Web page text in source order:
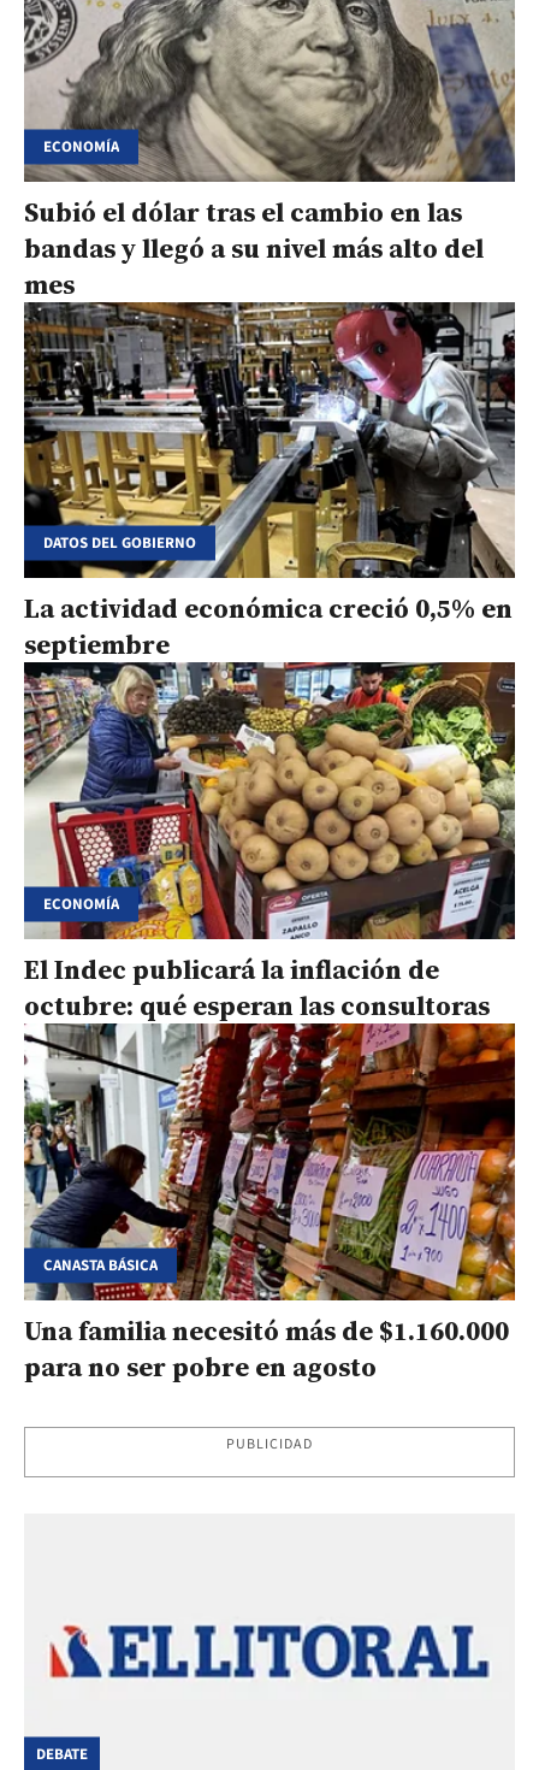
ECONOMÍA
Subió el dólar tras el cambio en las
bandas y llegó a su nivel más alto del
mes
DATOS DEL GOBIERNO
La actividad económica creció 0,5% en
septiembre
ECONOMÍA
El Indec publicará la inflación de
octubre: qué esperan las consultoras
CANASTA BÁSICA
Una familia necesitó más de $1.160.000
para no ser pobre en agosto
PUBLICIDAD
DEBATE